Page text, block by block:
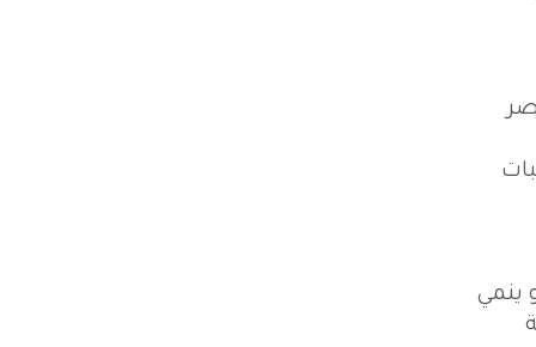
ينمي